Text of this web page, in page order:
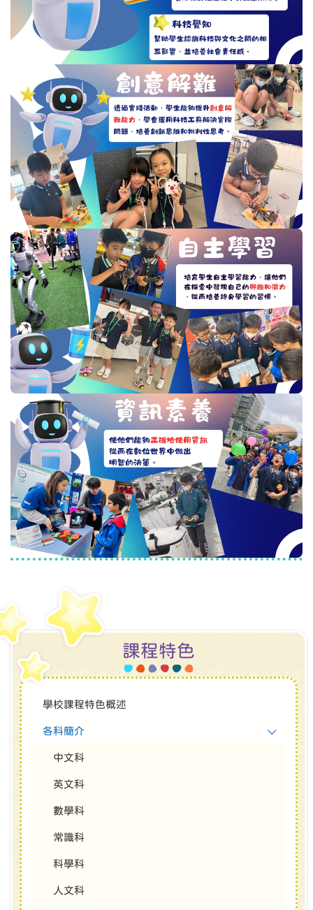
課程特色
學校課程特色概述
各科簡介
中文科
英文科
數學科
常識科
科學科
人文科